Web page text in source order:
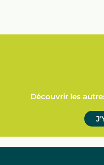
Découvrir les